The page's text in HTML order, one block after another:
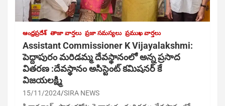
ఆంధ్రప్రదేశ్ తాజా వార్తలు ప్రజా సమస్యలు ప్రముఖ వార్తలు
Assistant Commissioner K Vijayalakshmi:
పెద్దాపురం మరిడమ్మ దేవస్థానంలో అన్న ప్రసాద
వితరణ :దేవస్థానం అసిస్టెంట్ కమిషనర్ కే
విజయలక్ష్మి
15/11/2024 SIRA NEWS